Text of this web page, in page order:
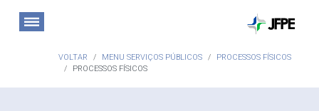
VOLTAR MENU SERVIÇOS PÚBLICOS
PROCESSOS FÍSICOS
PROCESSOS FÍSICOS